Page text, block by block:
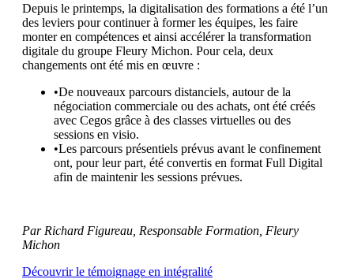
Depuis le printemps, la digitalisation des formations a été l’un
des leviers pour continuer à former les équipes, les faire
monter en compétences et ainsi accélérer la transformation
digitale du groupe Fleury Michon. Pour cela, deux
changements ont été mis en œuvre :
•De nouveaux parcours distanciels, autour de la
négociation commerciale ou des achats, ont été créés
avec Cegos grâce à des classes virtuelles ou des
sessions en visio.
•Les parcours présentiels prévus avant le confinement
ont, pour leur part, été convertis en format Full Digital
afin de maintenir les sessions prévues.
Par Richard Figureau, Responsable Formation, Fleury
Michon
Découvrir le témoignage en intégralité